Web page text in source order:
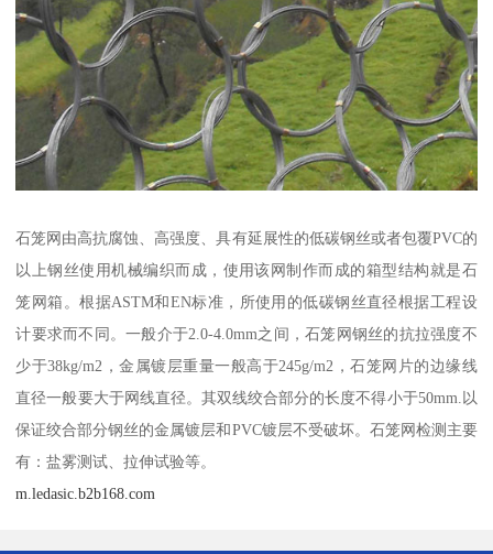
石笼网由高抗腐蚀、高强度、具有延展性的低碳钢丝或者包覆PVC的
以上钢丝使用机械编织而成，使用该网制作而成的箱型结构就是石
笼网箱。根据ASTM和EN标准，所使用的低碳钢丝直径根据工程设
计要求而不同。一般介于2.0-4.0mm之间，石笼网钢丝的抗拉强度不
少于38kg/m2，金属镀层重量一般高于245g/m2，石笼网片的边缘线
直径一般要大于网线直径。其双线绞合部分的长度不得小于50mm.以
保证绞合部分钢丝的金属镀层和PVC镀层不受破坏。石笼网检测主要
有：盐雾测试、拉伸试验等。
m.ledasic.b2b168.com